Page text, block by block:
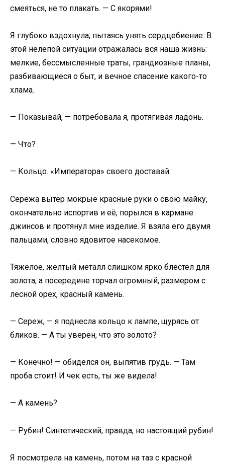
смеяться, не то плакать. — С якорями!
Я глубоко вздохнула, пытаясь унять сердцебиение. В
этой нелепой ситуации отражалась вся наша жизнь:
мелкие, бессмысленные траты, грандиозные планы,
разбивающиеся о быт, и вечное спасение какого-то
хлама.
— Показывай, — потребовала я, протягивая ладонь.
— Что?
— Кольцо. «Императора» своего доставай.
Сережа вытер мокрые красные руки о свою майку,
окончательно испортив и её, порылся в кармане
джинсов и протянул мне изделие. Я взяла его двумя
пальцами, словно ядовитое насекомое.
Тяжелое, желтый металл слишком ярко блестел для
золота, а посередине торчал огромный, размером с
лесной орех, красный камень.
— Сереж, — я поднесла кольцо к лампе, щурясь от
бликов. — А ты уверен, что это золото?
— Конечно! — обиделся он, выпятив грудь. — Там
проба стоит! И чек есть, ты же видела!
— А камень?
— Рубин! Синтетический, правда, но настоящий рубин!
Я посмотрела на камень, потом на таз с красной